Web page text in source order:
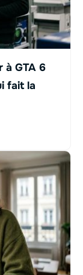
à GTA 6
fait la